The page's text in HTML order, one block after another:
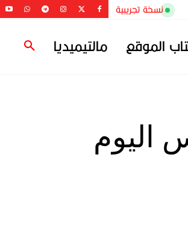
نسخة تجريبية
الموقع مالتيميديا
اليوم